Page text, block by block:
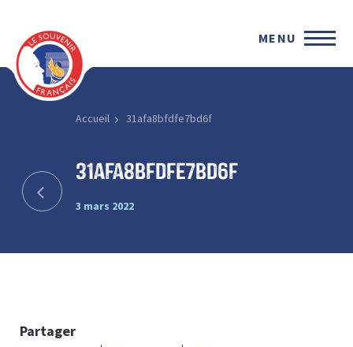
MENU
Accueil 31afa8bfdfe7bd6f
31afa8bfdfe7bd6f
3 mars 2022
Partager